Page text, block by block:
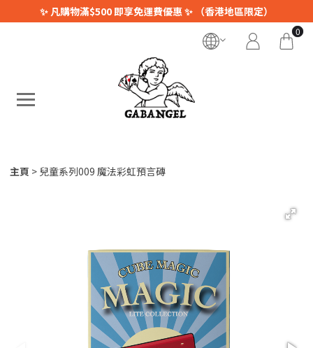
✨ 凡購物滿$500 即享免運費優惠 ✨ （香港地區限定）
0
主頁 兒童系列009 魔法彩虹預言磚